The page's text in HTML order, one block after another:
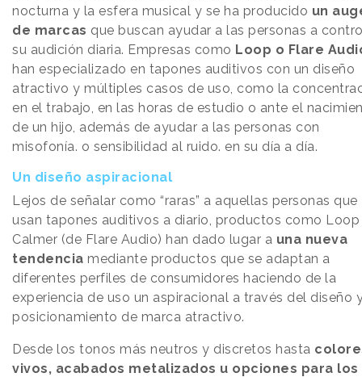
nocturna y la esfera musical y se ha producido un
de marcas que buscan ayudar a las personas a
su audición diaria. Empresas como Loop o Flare
han especializado en tapones auditivos con un diseño
atractivo y múltiples casos de uso, como la
en el trabajo, en las horas de estudio o ante el
de un hijo, además de ayudar a las personas con
misofonía. o sensibilidad al ruido. en su día a día.
Un diseño aspiracional
Lejos de señalar como “raras” a aquellas personas que
usan tapones auditivos a diario, productos como
Calmer (de Flare Audio) han dado lugar a una nueva
tendencia mediante productos que se adaptan a
diferentes perfiles de consumidores haciendo de la
experiencia de uso un aspiracional a través del diseño
posicionamiento de marca atractivo.
Desde los tonos más neutros y discretos hasta
vivos, acabados metalizados u opciones para los